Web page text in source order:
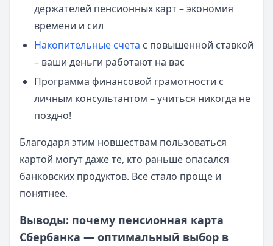
держателей пенсионных карт – экономия
времени и сил
Накопительные счета с повышенной ставкой
– ваши деньги работают на вас
Программа финансовой грамотности с
личным консультантом – учиться никогда не
поздно!
Благодаря этим новшествам пользоваться
картой могут даже те, кто раньше опасался
банковских продуктов. Всё стало проще и
понятнее.
Выводы: почему пенсионная карта
Сбербанка — оптимальный выбор в